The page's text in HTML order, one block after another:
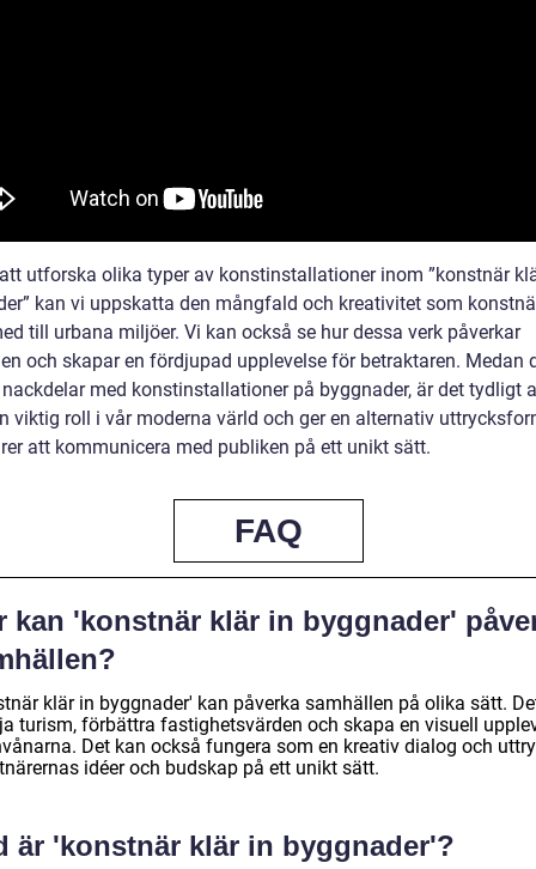
utforska olika typer av konstinstallationer inom ”konstnär
kan vi uppskatta den mångfald och kreativitet som
till urbana miljöer. Vi kan också se hur dessa verk påverkar
och skapar en fördjupad upplevelse för betraktaren. Medan
med konstinstallationer på byggnader, är det tydligt
viktig roll i vår moderna värld och ger en alternativ
att kommunicera med publiken på ett unikt sätt.
FAQ
kan 'konstnär klär in byggnader'
klär in byggnader' kan påverka samhällen på olika sätt.
turism, förbättra fastighetsvärden och skapa en visuell
Det kan också fungera som en kreativ dialog och
idéer och budskap på ett unikt sätt.
är 'konstnär klär in byggnader'?